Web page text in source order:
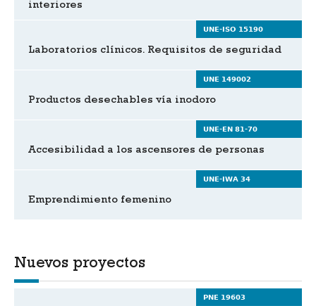
interiores
UNE-ISO 15190
Laboratorios clínicos. Requisitos de seguridad
UNE 149002
Productos desechables vía inodoro
UNE-EN 81-70
Accesibilidad a los ascensores de personas
UNE-IWA 34
Emprendimiento femenino
Nuevos proyectos
PNE 19603